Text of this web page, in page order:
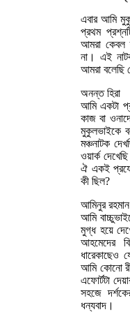
এবার আমি
প্রথম
আমরা কেবল
না। এই
আমরা বলেছি
অনন্ত হিরা
আমি একটা
কাজ বা
মুকুলভাইকে
মঞ্চনাটক
ওয়ার্ক
ঐ একই
কী ছিল?
আমিনুর
আমি
মুগ্ধ হয়ে
আহমেদের
ধারেকাছেও
আমি কোনো
এফোর্টটা
সহজে
ধন্যবাদ।